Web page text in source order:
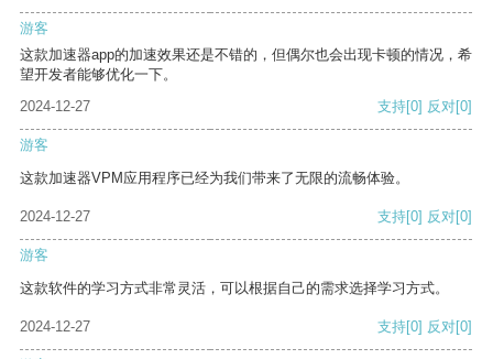
游客
这款加速器app的加速效果还是不错的，但偶尔也会出现卡顿的情况，希
望开发者能够优化一下。
2024-12-27
支持[0] 反对[0]
游客
这款加速器VPM应用程序已经为我们带来了无限的流畅体验。
2024-12-27 支持[0] 反对[0]
游客
这款软件的学习方式非常灵活，可以根据自己的需求选择学习方式。
2024-12-27 支持[0] 反对[0]